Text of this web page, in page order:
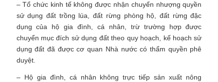
– Tổ chức kinh tế không được nhận chuyển nhượng quyền
sử dụng đất trồng lúa, đất rừng phòng hộ, đất rừng đặc
dụng của hộ gia đình, cá nhân, trừ trường hợp được
chuyển mục đích sử dụng đất theo quy hoạch, kế hoạch sử
dụng đất đã được cơ quan Nhà nước có thẩm quyền phê
duyệt.
– Hộ gia đình, cá nhân không trực tiếp sản xuất nông